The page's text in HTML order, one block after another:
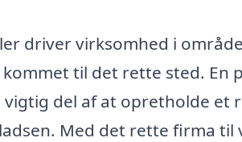
driver virksomhed i
til det rette sted. En
del af at opretholde et
Med det rette firma til